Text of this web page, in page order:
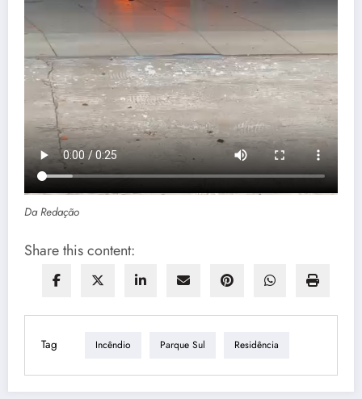
Da Redação
Share this content:
Tag Incêndio Parque Sul Residência